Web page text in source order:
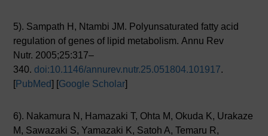
5). Sampath H, Ntambi JM. Polyunsaturated fatty acid
regulation of genes of lipid metabolism. Annu Rev
Nutr. 2005;25:317–
340. doi:10.1146/annurev.nutr.25.051804.101917.
[PubMed] [Google Scholar]
6). Nakamura N, Hamazaki T, Ohta M, Okuda K, Urakaze
M, Sawazaki S, Yamazaki K, Satoh A, Temaru R,